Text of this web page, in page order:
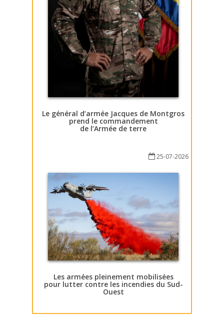
Le général d’armée Jacques de Montgros
prend le commandement
de l’Armée de terre
25-07-2026
Les armées pleinement mobilisées
pour lutter contre les incendies du Sud-
Ouest